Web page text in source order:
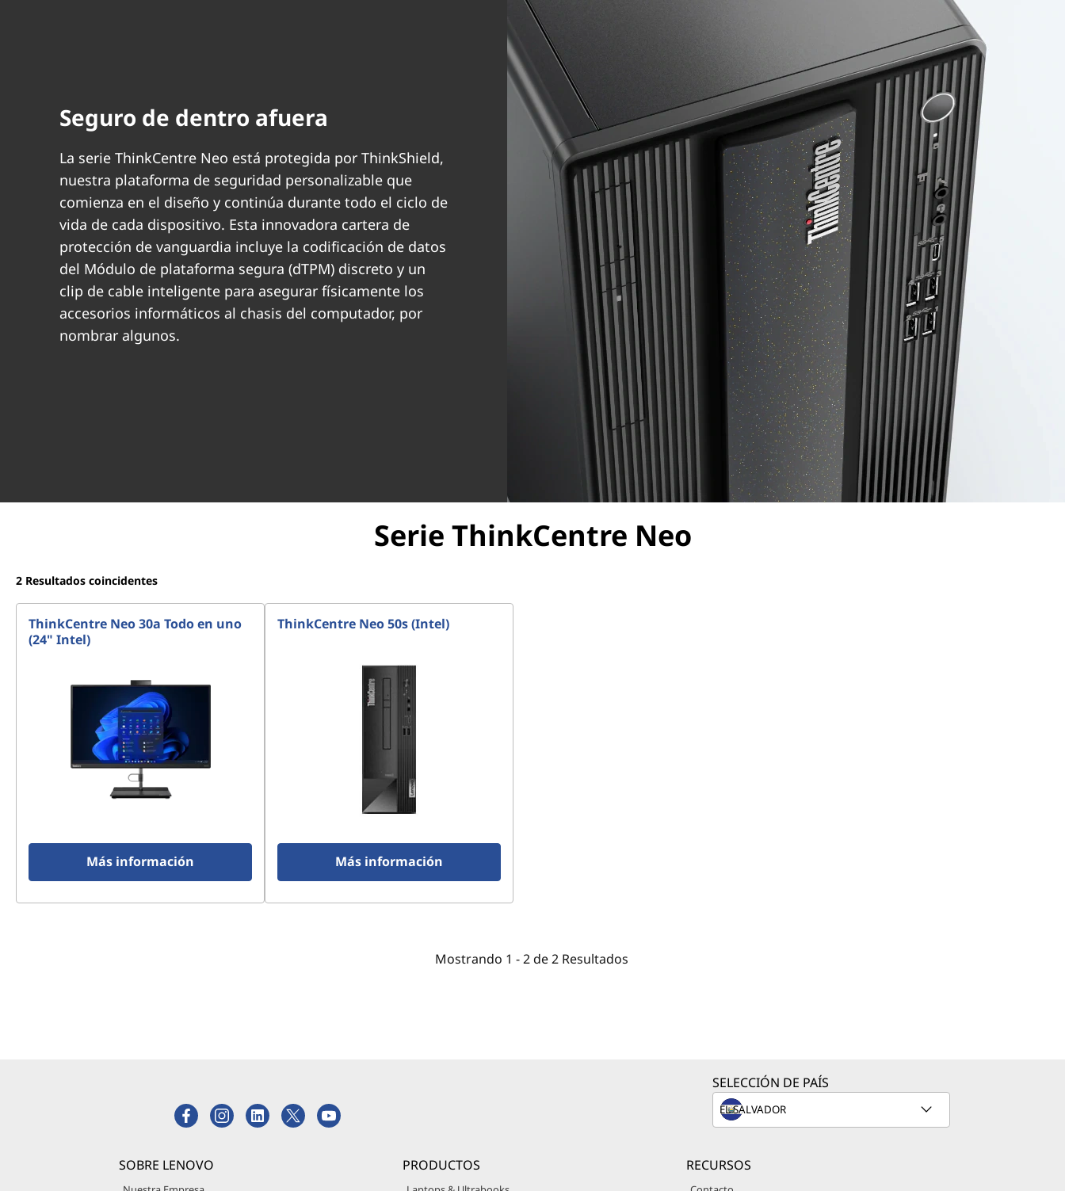
Seguro de dentro afuera
La serie ThinkCentre Neo está protegida por ThinkShield,
nuestra plataforma de seguridad personalizable que
comienza en el diseño y continúa durante todo el ciclo de
vida de cada dispositivo. Esta innovadora cartera de
protección de vanguardia incluye la codificación de datos
del Módulo de plataforma segura (dTPM) discreto y un
clip de cable inteligente para asegurar físicamente los
accesorios informáticos al chasis del computador, por
nombrar algunos.
Serie ThinkCentre Neo
2 Resultados coincidentes
ThinkCentre Neo 30a Todo en uno
(24" Intel)
Más información
ThinkCentre Neo 50s (Intel)
Más información
Mostrando 1 -2 de 2 Resultados
SELECCIÓN DE PAÍS
SOBRE LENOVO PRODUCTOS RECURSOS